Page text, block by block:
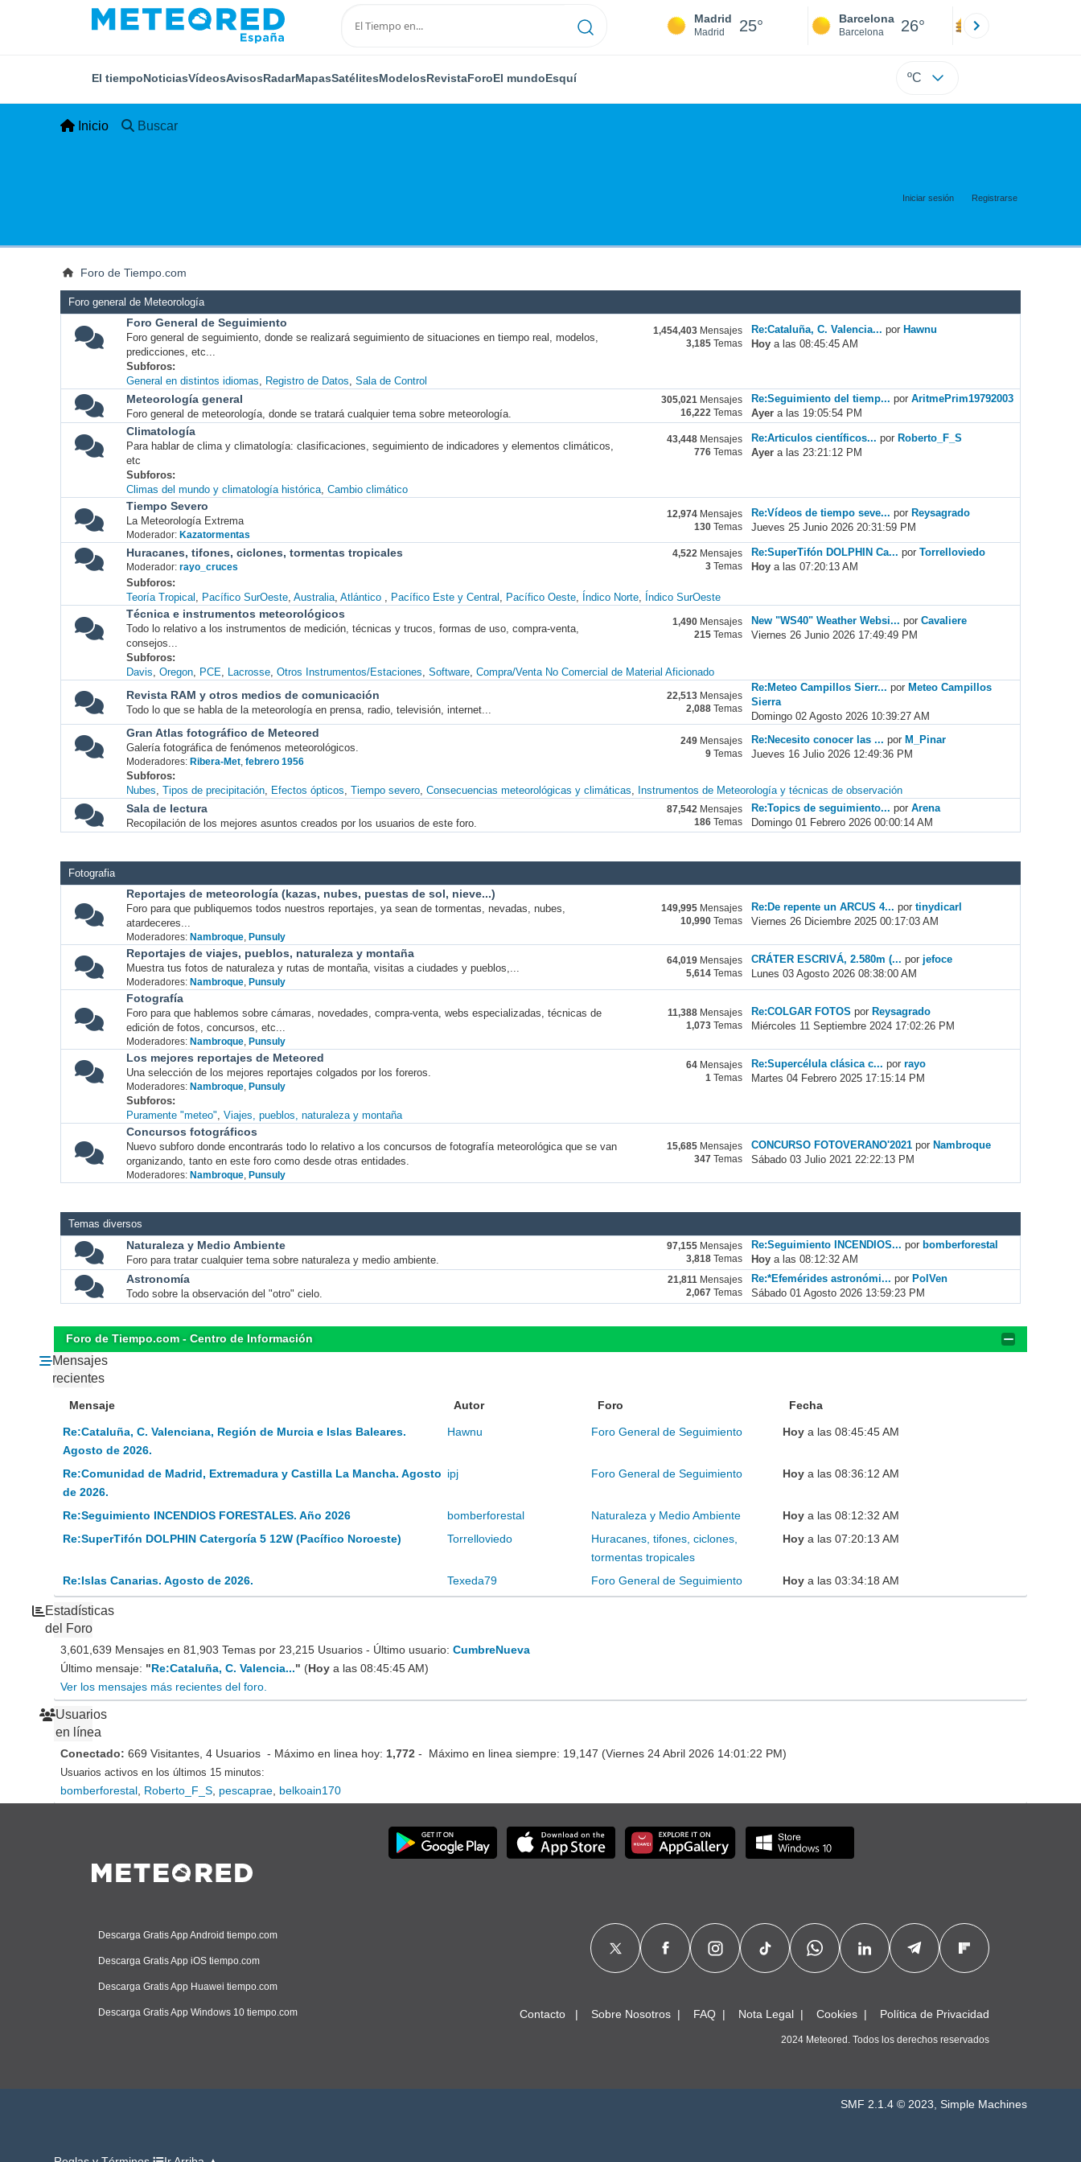
Madrid
Madrid 25° Barcelona
Barcelona 26°
El tiempoNoticiasVídeosAvisosRadarMapasSatélitesModelosRevistaForoEl mundoEsquí ºC
Inicio Buscar
Iniciar sesión Registrarse
Foro de Tiempo.com
Foro general de Meteorología
Foro General de Seguimiento
Foro general de seguimiento, donde se realizará seguimiento de situaciones en tiempo real, modelos,
predicciones, etc...
1,454,403 Mensajes
3,185 Temas
Re:Cataluña, C. Valencia... por Hawnu
Hoy a las 08:45:45 AM
Subforos
General en distintos idiomas
Registro de Datos Sala de Control
Meteorología general
Foro general de meteorología, donde se tratará cualquier tema sobre meteorología.
305,021 Mensajes
16,222 Temas
Re:Seguimiento del tiemp... porAritmePrim19792003
Ayer a las 19:05:54 PM
Climatología
Para hablar de clima y climatología: clasificaciones, seguimiento de indicadores y elementos climáticos,
etc
43,448 Mensajes
776 Temas
Re:Articulos científicos... por Roberto_F_S
Ayer a las 23:21:12 PM
Subforos
Climas del mundo y climatología histórica Cambio climático
Tiempo Severo
La Meteorología Extrema
Moderador: Kazatormentas
12,974 Mensajes
130 Temas
Re:Vídeos de tiempo seve... porReysagrado
Jueves 25 Junio 2026 20:31:59 PM
Huracanes, tifones, ciclones, tormentas tropicales
Moderador: rayo_cruces
4,522 Mensajes
3 Temas
Re:SuperTifón DOLPHIN Ca... porTorrelloviedo
Hoy a las 07:20:13 AM
Subforos
Teoría Tropical
Pacífico SurOeste Australia Atlántico Pacífico Este y Central Pacífico Oeste Índico Norte Índico SurOeste
Técnica e instrumentos meteorológicos
Todo lo relativo a los instrumentos de medición, técnicas y trucos, formas de uso, compra-venta,
consejos...
1,490 Mensajes
215 Temas
New "WS40" Weather Websi... porCavaliere
Viernes 26 Junio 2026 17:49:49 PM
Subforos
Davis Oregon PCE Lacrosse Otros Instrumentos/Estaciones Software Compra/Venta No Comercial de Material Aficionado
Revista RAM y otros medios de comunicación
Todo lo que se habla de la meteorología en prensa, radio, televisión, internet...
22,513 Mensajes
2,088 Temas
Re:Meteo Campillos Sierr... por Meteo Campillos
Sierra
Domingo 02 Agosto 2026 10:39:27 AM
Gran Atlas fotográfico de Meteored
Galería fotográfica de fenómenos meteorológicos.
Moderadores: Ribera-Met, febrero 1956
249 Mensajes
9 Temas
Re:Necesito conocer las ... porM_Pinar
Jueves 16 Julio 2026 12:49:36 PM
Subforos
Nubes Tipos de precipitación Efectos ópticos Tiempo severo Consecuencias meteorológicas y climáticas Instrumentos de Meteorología y técnicas de observación
Sala de lectura
Recopilación de los mejores asuntos creados por los usuarios de este foro.
87,542 Mensajes
186 Temas
Re:Topics de seguimiento... porArena
Domingo 01 Febrero 2026 00:00:14 AM
Fotografia
Reportajes de meteorología (kazas, nubes, puestas de sol, nieve...)
Foro para que publiquemos todos nuestros reportajes, ya sean de tormentas, nevadas, nubes,
atardeceres...
Moderadores: Nambroque, Punsuly
149,995 Mensajes
10,990 Temas
Re:De repente un ARCUS 4... portinydicarl
Viernes 26 Diciembre 2025 00:17:03 AM
Reportajes de viajes, pueblos, naturaleza y montaña
Muestra tus fotos de naturaleza y rutas de montaña, visitas a ciudades y pueblos,...
Moderadores: Nambroque, Punsuly
64,019 Mensajes
5,614 Temas
CRÁTER ESCRIVÁ, 2.580m (... por jefoce
Lunes 03 Agosto 2026 08:38:00 AM
Fotografía
Foro para que hablemos sobre cámaras, novedades, compra-venta, webs especializadas, técnicas de
edición de fotos, concursos, etc...
Moderadores: Nambroque, Punsuly
11,388 Mensajes
1,073 Temas
Re:COLGAR FOTOS por Reysagrado
Miércoles 11 Septiembre 2024 17:02:26 PM
Los mejores reportajes de Meteored
Una selección de los mejores reportajes colgados por los foreros.
Moderadores: Nambroque, Punsuly
64 Mensajes
1 Temas
Re:Supercélula clásica c... porrayo
Martes 04 Febrero 2025 17:15:14 PM
Subforos
Puramente "meteo" Viajes, pueblos, naturaleza y montaña
Concursos fotográficos
Nuevo subforo donde encontrarás todo lo relativo a los concursos de fotografía meteorológica que se van
organizando, tanto en este foro como desde otras entidades.
Moderadores: Nambroque, Punsuly
15,685 Mensajes
347
Temas
CONCURSO FOTOVERANO'2021 por Nambroque
Sábado 03 Julio 2021 22:22:13 PM
Temas diversos
Naturaleza y Medio Ambiente
Foro para tratar cualquier tema sobre naturaleza y medio ambiente.
97,155 Mensajes
3,818 Temas
Re:Seguimiento INCENDIOS... por bomberforestal
Hoy a las 08:12:32 AM
Astronomía
Todo sobre la observación del "otro" cielo.
21,811 Mensajes
2,067
Temas
Re:*Efemérides astronómi... por PolVen
Sábado 01 Agosto 2026 13:59:23 PM
Foro de Tiempo.com - Centro de Información
Mensajes
recientes
Mensaje Autor Foro Fecha
Re:Cataluña, C. Valenciana, Región de Murcia e Islas Baleares.
Agosto de 2026.
Hawnu Foro General de Seguimiento Hoy a las 08:45:45 AM
Re:Comunidad de Madrid, Extremadura y Castilla La Mancha. Agosto
de 2026.
ipj Foro General de Seguimiento Hoy a las 08:36:12 AM
Re:Seguimiento INCENDIOS FORESTALES. Año 2026 bomberforestal Naturaleza y Medio Ambiente Hoy a las 08:12:32 AM
Re:SuperTifón DOLPHIN Catergoría 5 12W (Pacífico Noroeste)
Torrelloviedo
Huracanes, tifones, ciclones,
tormentas tropicales
Hoy a las 07:20:13 AM
Re:Islas Canarias. Agosto de 2026. Texeda79 Foro General de Seguimiento Hoy a las 03:34:18 AM
Estadísticas
del Foro
3,601,639 Mensajes en 81,903 Temas por 23,215 Usuarios - Último usuario:CumbreNueva
Último mensaje: "Re:Cataluña, C. Valencia..." (Hoy a las 08:45:45 AM)
Ver los mensajes más recientes del foro.
Usuarios
en línea
Conectado:669 Visitantes, 4 Usuarios - Máximo en linea hoy: 1,772 - Máximo en linea siempre: 19,147 (Viernes 24 Abril 2026 14:01:22 PM)
Usuarios activos en los últimos 15 minutos:
bomberforestal Roberto_F_S pescaprae belkoain170
Descarga Gratis App Android tiempo.com
Descarga Gratis App iOS tiempo.com
Descarga Gratis App Huawei tiempo.com
Descarga Gratis App Windows 10 tiempo.com Contacto Sobre Nosotros FAQ Nota Legal Cookies Política de Privacidad
2024 Meteored. Todos los derechos reservados
SMF 2.1.4 © 2023, Simple Machines